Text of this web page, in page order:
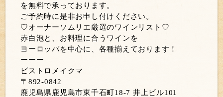
を無料で承っております。
ご予約時に是非お申し付けください。
♡オーナーソムリエ厳選のワインリスト♡
赤白泡と、お料理に合うワインを
ヨーロッパを中心に、各種揃えております！
ーーー
ビストロメイクマ
〒892-0842
鹿児島県鹿児島市東千石町18-7 井上ビル101